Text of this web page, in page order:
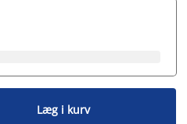
Læg i kurv